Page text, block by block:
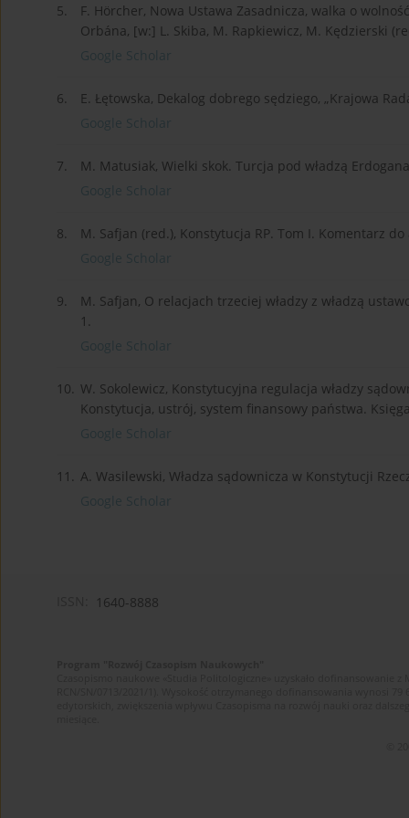
5.
F. Hörcher, Nowa Ustawa Zasadnicza, walka o
Orbána, [w:] L. Skiba, M. Rapkiewicz, M. Kędzierski
Google Scholar
6.
E. Łętowska, Dekalog dobrego sędziego, „Krajowa
Google Scholar
7.
M. Matusiak, Wielki skok. Turcja pod władzą
Google Scholar
8.
M. Safjan (red.), Konstytucja RP. Tom I. Komentarz do
Google Scholar
9.
M. Safjan, O relacjach trzeciej władzy z władzą
1.
Google Scholar
10. W. Sokolewicz, Konstytucyjna regulacja władzy
Konstytucja, ustrój, system finansowy państwa.
Google Scholar
11. A. Wasilewski, Władza sądownicza w Konstytucji
Google Scholar
1640-8888